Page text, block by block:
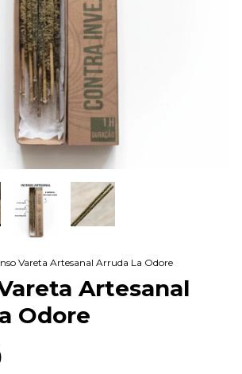
Vareta Artesanal Arruda La Odore
Artesanal
Odore